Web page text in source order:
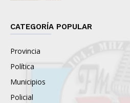
CATEGORÍA POPULAR
Provincia
Política
Municipios
Policial